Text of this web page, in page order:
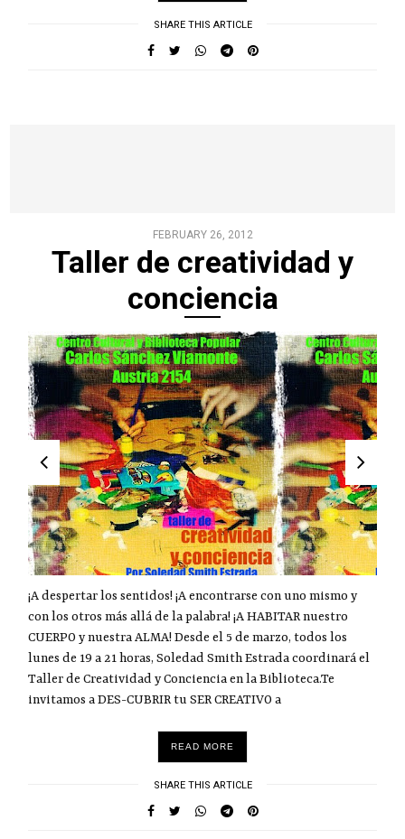
SHARE THIS ARTICLE
FEBRUARY 26, 2012
Taller de creatividad y
conciencia
¡A despertar los sentidos! ¡A encontrarse con uno mismo y
con los otros más allá de la palabra! ¡A HABITAR nuestro
CUERPO y nuestra ALMA! Desde el 5 de marzo, todos los
lunes de 19 a 21 horas, Soledad Smith Estrada coordinará el
Taller de Creatividad y Conciencia en la Biblioteca.Te
invitamos a DES-CUBRIR tu SER CREATIVO a
READ MORE
SHARE THIS ARTICLE